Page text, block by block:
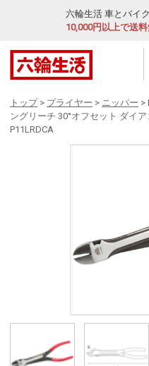
六輪生活 車とバイ
10,000円以上で送
トップ> プライヤー > ニッパー >
ングリーチ 30°オフセット ダイ
P11LRDCA